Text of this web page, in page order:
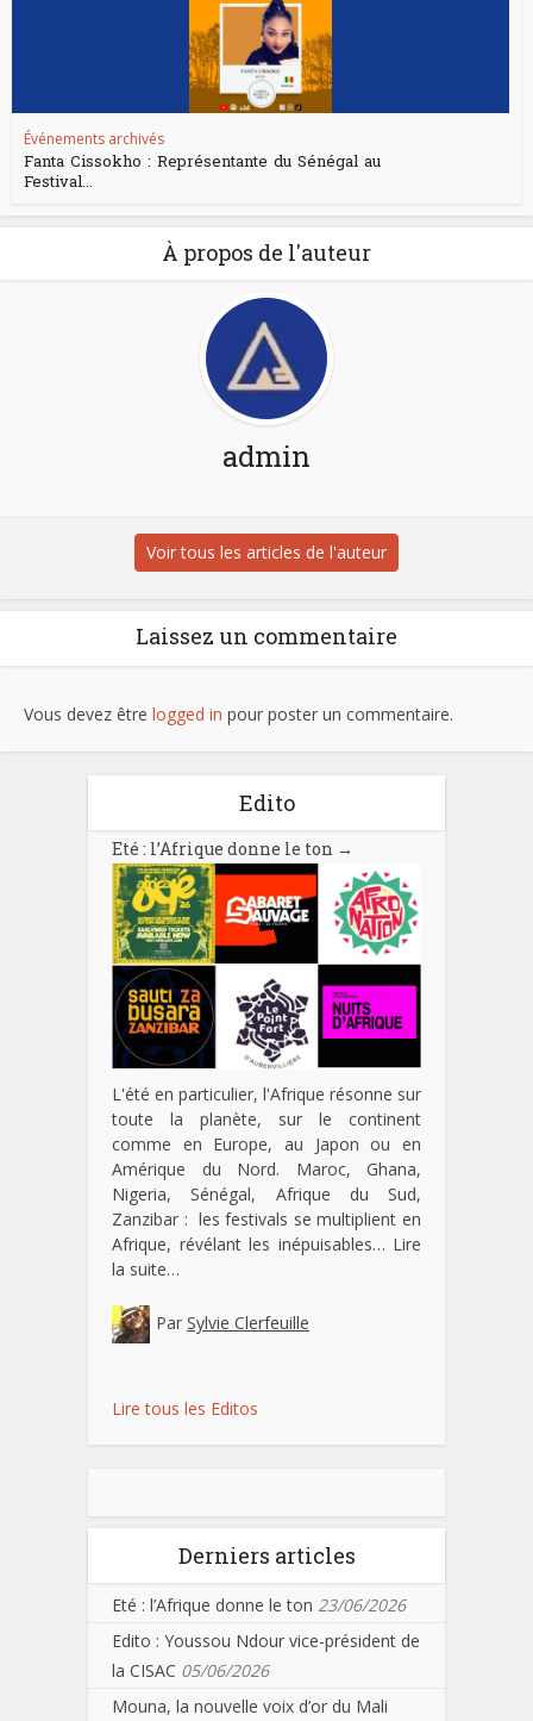
Événements archivés
Fanta Cissokho : Représentante du Sénégal au
Festival...
À propos de l'auteur
admin
Voir tous les articles de l'auteur
Laissez un commentaire
Vous devez être logged in pour poster un commentaire.
Edito
Eté : l’Afrique donne le ton →
L'été en particulier, l'Afrique résonne sur
toute la planète, sur le continent
comme en Europe, au Japon ou en
Amérique du Nord. Maroc, Ghana,
Nigeria, Sénégal, Afrique du Sud,
Zanzibar : les festivals se multiplient en
Afrique, révélant les inépuisables… Lire
la suite…
Par Sylvie Clerfeuille
Lire tous les Editos
Derniers articles
Eté : l’Afrique donne le ton 23/06/2026
Edito : Youssou Ndour vice-président de
la CISAC 05/06/2026
Mouna, la nouvelle voix d’or du Mali